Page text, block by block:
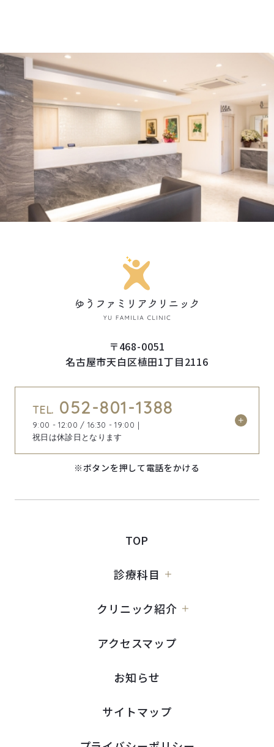
〒468-0051
名古屋市天白区植田1丁目2116
TEL. 052-801-1388
9:00 - 12:00 / 16:30 - 19:00｜
祝日は休診日となります
※ボタンを押して電話をかける
TOP
診療科目
クリニック紹介
アクセスマップ
お知らせ
サイトマップ